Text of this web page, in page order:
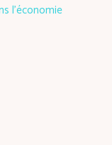
l’économie